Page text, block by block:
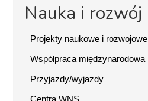
Nauka i rozwój
Projekty naukowe i rozwojowe
Współpraca międzynarodowa
Przyjazdy/wyjazdy
Centra WNS